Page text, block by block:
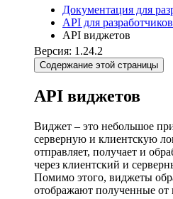
Документация для
API для разработчиков
API виджетов
Версия: 1.24.2
Содержание этой страницы
API виджетов
Виджет – это небольшое
серверную и клиентскую
отправляет, получает и
через клиентский и
Помимо этого, виджеты
отображают полученные от